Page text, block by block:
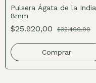
Pulsera Ágata de la India
8mm
$25.920,00 $32.400,00
Comprar